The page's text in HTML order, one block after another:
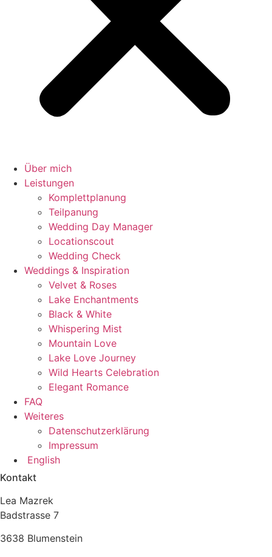
Über mich
Leistungen
Komplettplanung
Teilpanung
Wedding Day Manager
Locationscout
Wedding Check
Weddings & Inspiration
Velvet & Roses
Lake Enchantments
Black & White
Whispering Mist
Mountain Love
Lake Love Journey
Wild Hearts Celebration
Elegant Romance
FAQ
Weiteres
Datenschutzerklärung
Impressum
English
Kontakt
Lea Mazrek
Badstrasse 7
3638 Blumenstein